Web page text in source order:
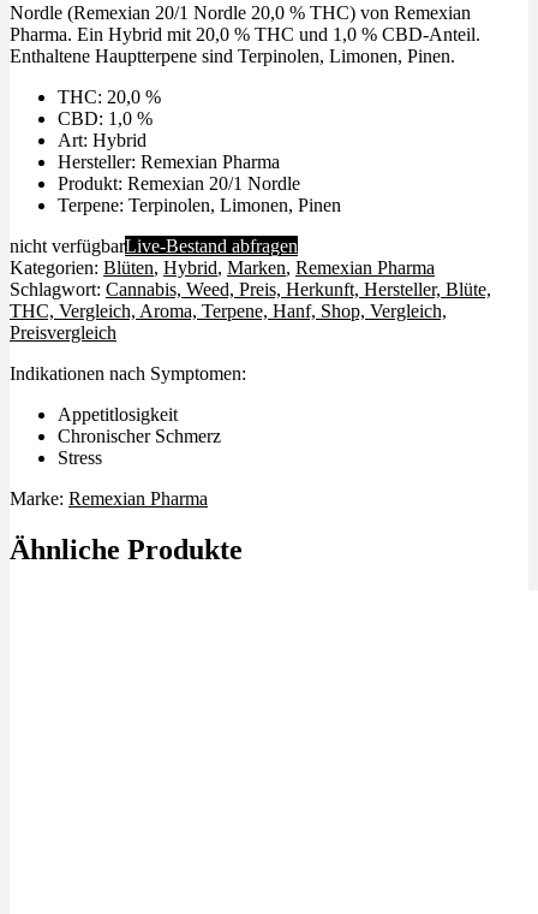
Nordle (Remexian 20/1 Nordle 20,0 % THC) von Remexian
Pharma. Ein Hybrid mit 20,0 % THC und 1,0 % CBD-Anteil.
Enthaltene Hauptterpene sind Terpinolen, Limonen, Pinen.
THC: 20,0 %
CBD: 1,0 %
Art: Hybrid
Hersteller: Remexian Pharma
Produkt: Remexian 20/1 Nordle
Terpene: Terpinolen, Limonen, Pinen
nicht verfügbarLive-Bestand abfragen
Kategorien: Blüten, Hybrid, Marken, Remexian Pharma
Schlagwort: Cannabis, Weed, Preis, Herkunft, Hersteller, Blüte,
THC, Vergleich, Aroma, Terpene, Hanf, Shop, Vergleich,
Preisvergleich
Indikationen nach Symptomen:
Appetitlosigkeit
Chronischer Schmerz
Stress
Marke: Remexian Pharma
Ähnliche Produkte